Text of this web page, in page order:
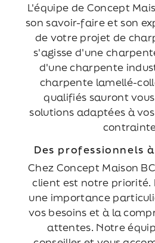
L'équipe de Concept
son savoir-faire et son
de votre projet de
s'agisse d'une
d'une charpente
charpente lamellé-
qualifiés sauront
solutions adaptées à
Des professionnels
Chez Concept Maison
client est notre priorité.
une importance
vos besoins et à la
attentes. Notre